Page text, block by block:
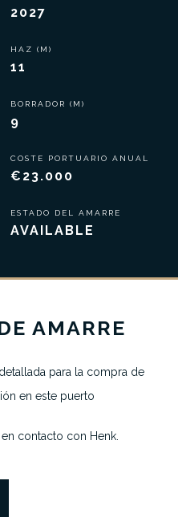
2027
HAZ (M)
11
BORRADOR (M)
9
COSTE PORTUARIO ANUAL
€23.000
ESTADO DEL AMARRE
AVAILABLE
AMARRE
para la compra de
en este puerto
contacto con Henk.